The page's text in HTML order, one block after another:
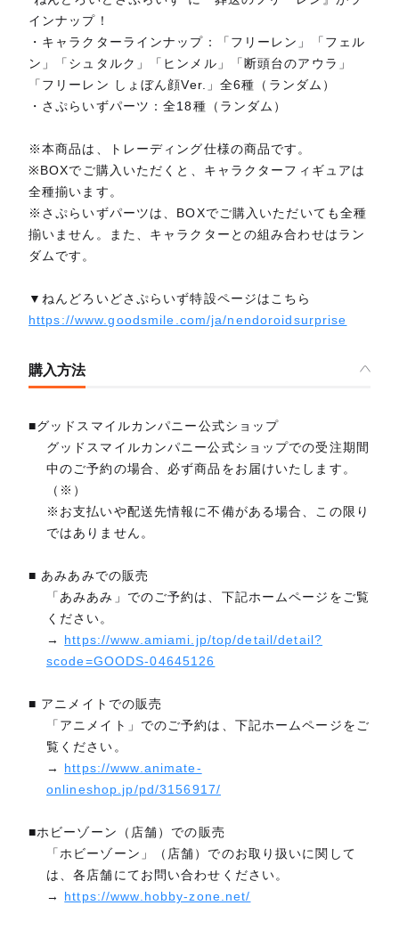
インナップ！
・キャラクターラインナップ：「フリーレン」「フェル
ン」「シュタルク」「ヒンメル」「断頭台のアウラ」
「フリーレン しょぼん顔Ver.」全6種（ランダム）
・さぷらいずパーツ：全18種（ランダム）
※本商品は、トレーディング仕様の商品です。
※BOXでご購入いただくと、キャラクターフィギュアは
全種揃います。
※さぷらいずパーツは、BOXでご購入いただいても全種
揃いません。また、キャラクターとの組み合わせはラン
ダムです。
▼ねんどろいどさぷらいず特設ページはこちら
https://www.goodsmile.com/ja/nendoroidsurprise
購入方法
■グッドスマイルカンパニー公式ショップ
グッドスマイルカンパニー公式ショップでの受注期間
中のご予約の場合、必ず商品をお届けいたします。
（※）
※お支払いや配送先情報に不備がある場合、この限り
ではありません。
■ あみあみでの販売
「あみあみ」でのご予約は、下記ホームページをご覧
ください。
→ https://www.amiami.jp/top/detail/detail?
scode=GOODS-04645126
■ アニメイトでの販売
「アニメイト」でのご予約は、下記ホームページをご
覧ください。
→ https://www.animate-
onlineshop.jp/pd/3156917/
■ホビーゾーン（店舗）での販売
「ホビーゾーン」（店舗）でのお取り扱いに関して
は、各店舗にてお問い合わせください。
→ https://www.hobby-zone.net/